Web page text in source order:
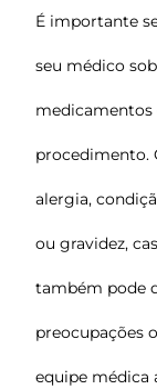
É importante
seu médico
medicamentos
procedimento.
alergia,
ou gravidez,
também pode
preocupações
equipe médica